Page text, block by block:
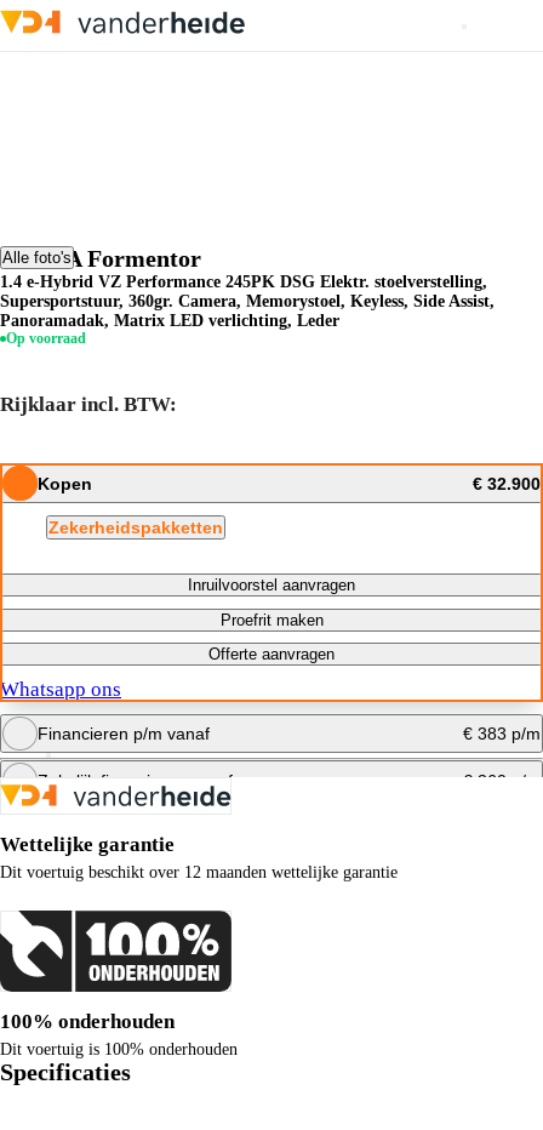
Alle foto's
CUPRA Formentor
1.4 e-Hybrid VZ Performance 245PK DSG Elektr. stoelverstelling,
Supersportstuur, 360gr. Camera, Memorystoel, Keyless, Side Assist,
Panoramadak, Matrix LED verlichting, Leder
Op voorraad
Rijklaar incl. BTW:
Kopen € 32.900
Zekerheidspakketten
Inruilvoorstel aanvragen
Proefrit maken
Offerte aanvragen
Whatsapp ons
Financieren p/m vanaf € 383 p/m
Bereken maandbedrag
Zakelijk financieren vanaf € 360 p/m
Wettelijke garantie
Dit voertuig beschikt over 12 maanden wettelijke garantie
100% onderhouden
Dit voertuig is 100% onderhouden
Specificaties